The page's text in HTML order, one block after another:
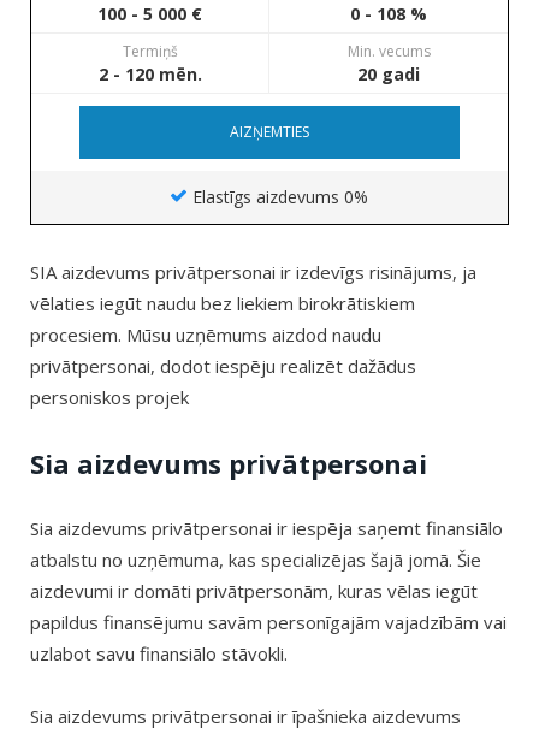
100 - 5 000 € 0 - 108 %
Termiņš
2 - 120 mēn.
Min. vecums
20 gadi
AIZŅEMTIES
Elastīgs aizdevums 0%
SIA aizdevums privātpersonai ir izdevīgs risinājums, ja
vēlaties iegūt naudu bez liekiem birokrātiskiem
procesiem. Mūsu uzņēmums aizdod naudu
privātpersonai, dodot iespēju realizēt dažādus
personiskos projek
Sia aizdevums privātpersonai
Sia aizdevums privātpersonai ir iespēja saņemt finansiālo
atbalstu no uzņēmuma, kas specializējas šajā jomā. Šie
aizdevumi ir domāti privātpersonām, kuras vēlas iegūt
papildus finansējumu savām personīgajām vajadzībām vai
uzlabot savu finansiālo stāvokli.
Sia aizdevums privātpersonai ir īpašnieka aizdevums